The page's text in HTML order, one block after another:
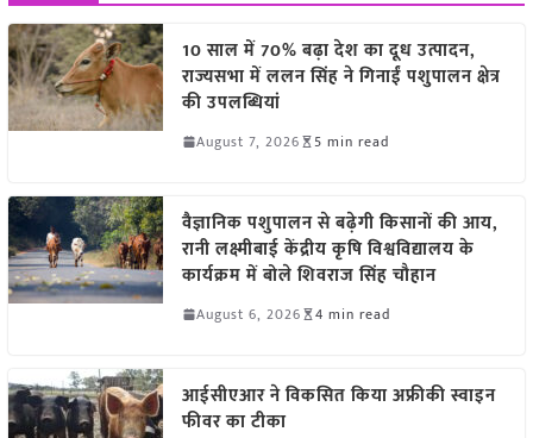
10 साल में 70% बढ़ा देश का दूध उत्पादन,
राज्यसभा में ललन सिंह ने गिनाईं पशुपालन क्षेत्र
की उपलब्धियां
August 7, 2026 5 min read
वैज्ञानिक पशुपालन से बढ़ेगी किसानों की आय,
रानी लक्ष्मीबाई केंद्रीय कृषि विश्वविद्यालय के
कार्यक्रम में बोले शिवराज सिंह चौहान
August 6, 2026 4 min read
आईसीएआर ने विकसित किया अफ्रीकी स्वाइन
फीवर का टीका